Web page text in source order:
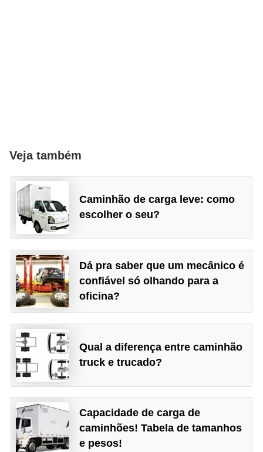
Veja também
Caminhão de carga leve: como
escolher o seu?
Dá pra saber que um mecânico é
confiável só olhando para a
oficina?
Qual a diferença entre caminhão
truck e trucado?
Capacidade de carga de
caminhões! Tabela de tamanhos
e pesos!
â
n
s
i
t
M
o
t
o
s
e
s
o
o
t